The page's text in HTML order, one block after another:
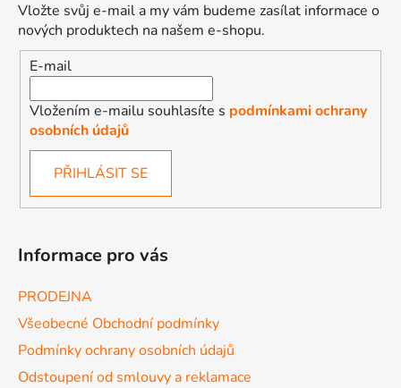
Vložte svůj e-mail a my vám budeme zasílat informace o
nových produktech na našem e-shopu.
E-mail
Vložením e-mailu souhlasíte s podmínkami ochrany
osobních údajů
PŘIHLÁSIT SE
Informace pro vás
PRODEJNA
Všeobecné Obchodní podmínky
Podmínky ochrany osobních údajů
Odstoupení od smlouvy a reklamace